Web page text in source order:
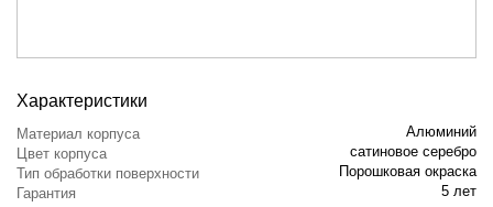
Характеристики
Материал корпуса
Алюминий
Цвет корпуса
сатиновое серебро
Тип обработки поверхности
Порошковая окраска
Гарантия
5 лет